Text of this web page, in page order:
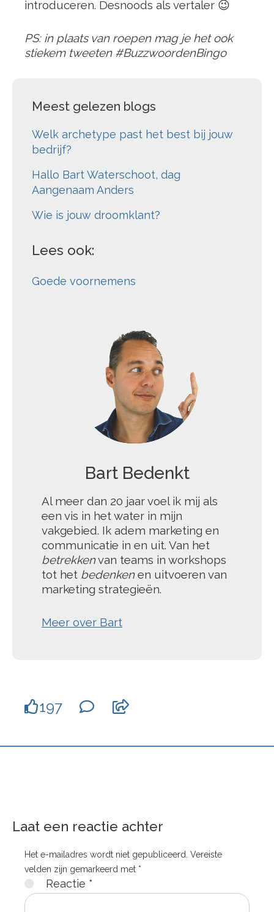
introduceren. Desnoods als vertaler 😉
PS: in plaats van roepen mag je het ook
stiekem tweeten #BuzzwoordenBingo
Meest gelezen blogs
Welk archetype past het best bij jouw
bedrijf?
Hallo Bart Waterschoot, dag
Aangenaam Anders
Wie is jouw droomklant?
Lees ook:
Goede voornemens
Al meer dan 20 jaar voel ik mij als
een vis in het water in mijn
vakgebied. Ik adem marketing en
communicatie in en uit. Van het
betrekkenvan teams in workshops
tot het bedenkenen uitvoeren van
marketing strategieën.
Meer over Bart
197
Laat een reactie achter
Het e-mailadres wordt niet gepubliceerd. Vereiste
velden zijn gemarkeerd met *
Reactie *